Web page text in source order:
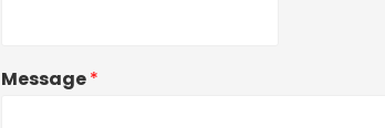
Message*